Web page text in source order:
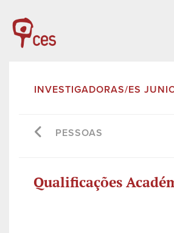
INVESTIGADORAS/ES
PESSOAS
Qualificações